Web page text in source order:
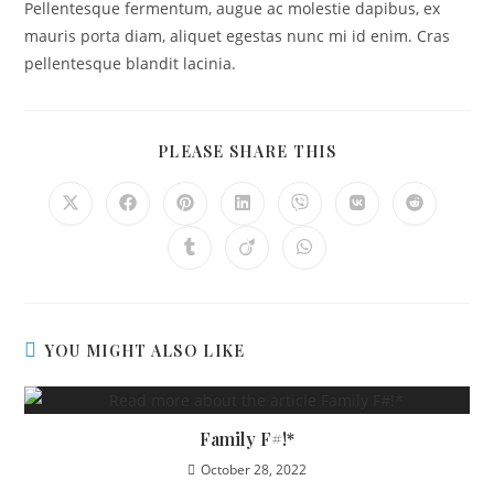
Pellentesque fermentum, augue ac molestie dapibus, ex
mauris porta diam, aliquet egestas nunc mi id enim. Cras
pellentesque blandit lacinia.
PLEASE SHARE THIS
YOU MIGHT ALSO LIKE
Family F#!*
October 28, 2022